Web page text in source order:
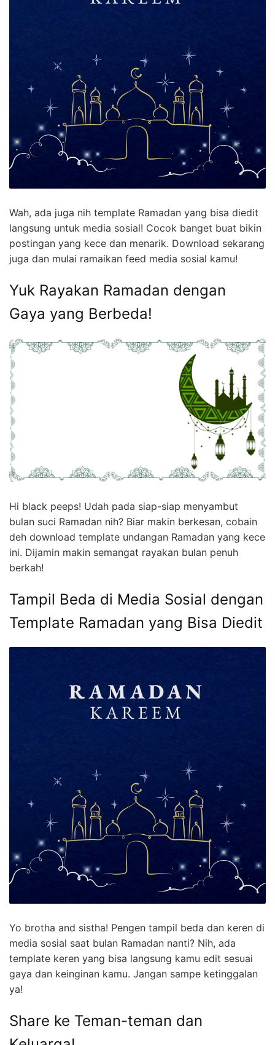
Wah, ada juga nih template Ramadan yang bisa diedit
langsung untuk media sosial! Cocok banget buat bikin
postingan yang kece dan menarik. Download sekarang
juga dan mulai ramaikan feed media sosial kamu!
Yuk Rayakan Ramadan dengan
Gaya yang Berbeda!
Hi black peeps! Udah pada siap-siap menyambut
bulan suci Ramadan nih? Biar makin berkesan, cobain
deh download template undangan Ramadan yang kece
ini. Dijamin makin semangat rayakan bulan penuh
berkah!
Tampil Beda di Media Sosial dengan
Template Ramadan yang Bisa Diedit
Yo brotha and sistha! Pengen tampil beda dan keren di
media sosial saat bulan Ramadan nanti? Nih, ada
template keren yang bisa langsung kamu edit sesuai
gaya dan keinginan kamu. Jangan sampe ketinggalan
ya!
Share ke Teman-teman dan